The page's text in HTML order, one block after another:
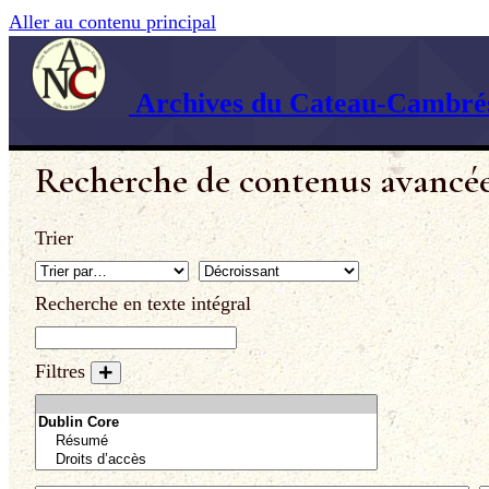
Aller au contenu principal
Archives du Cateau-
Recherche de contenus
Trier
Recherche en texte intégral
Filtres